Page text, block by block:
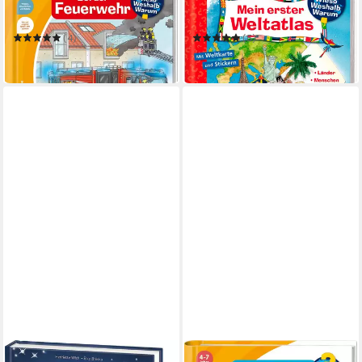
Warum? Bei der Feuerwehr /
(4)
ab 19,99 €
in 1-2 Werktagen bei dir
Mein erster Weltatlas /
(5)
19,99 €
in 1-2 Werktagen bei dir
LOEWE
RAVENSBURGER